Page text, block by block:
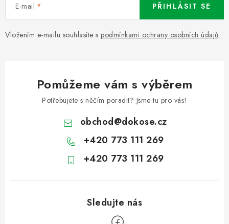
E-mail
Vložením e-mailu souhlasíte s podmínkami ochrany osobních údajů
PŘIHLÁSIT SE
Pomůžeme vám s výběrem
Potřebujete s něčím poradit? Jsme tu pro vás!
obchod@dokose.cz
+420 773 111 269
+420 773 111 269